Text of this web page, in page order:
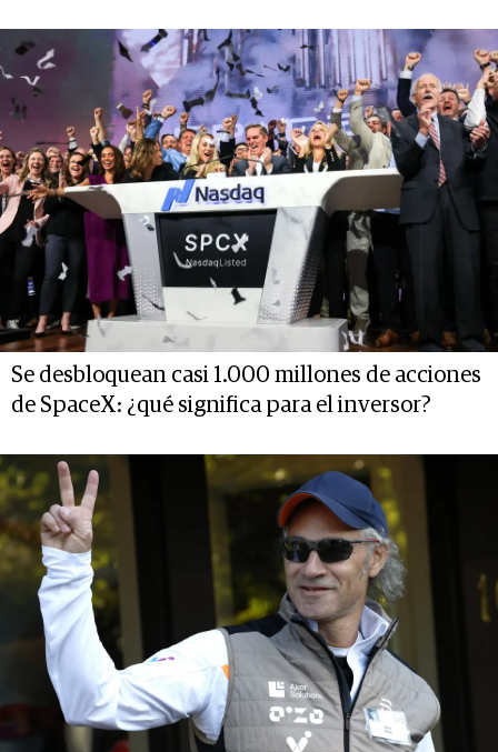
Se desbloquean casi 1.000 millones de acciones
de SpaceX: ¿qué significa para el inversor?